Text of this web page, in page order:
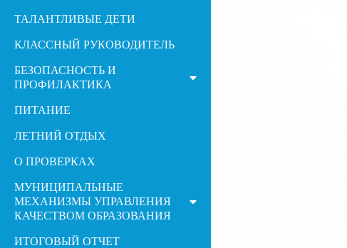
ТАЛАНТЛИВЫЕ ДЕТИ
КЛАССНЫЙ РУКОВОДИТЕЛЬ
БЕЗОПАСНОСТЬ И
ПРОФИЛАКТИКА
ПИТАНИЕ
ЛЕТНИЙ ОТДЫХ
О ПРОВЕРКАХ
МУНИЦИПАЛЬНЫЕ
МЕХАНИЗМЫ УПРАВЛЕНИЯ
КАЧЕСТВОМ ОБРАЗОВАНИЯ
ИТОГОВЫЙ ОТЧЕТ